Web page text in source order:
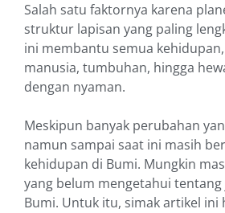
Salah satu faktornya karena
struktur lapisan yang paling
ini membantu semua
manusia, tumbuhan, hingga
dengan nyaman.
Meskipun banyak perubahan
namun sampai saat ini masih
kehidupan di Bumi. Mungkin
yang belum mengetahui
Bumi. Untuk itu, simak artikel ini